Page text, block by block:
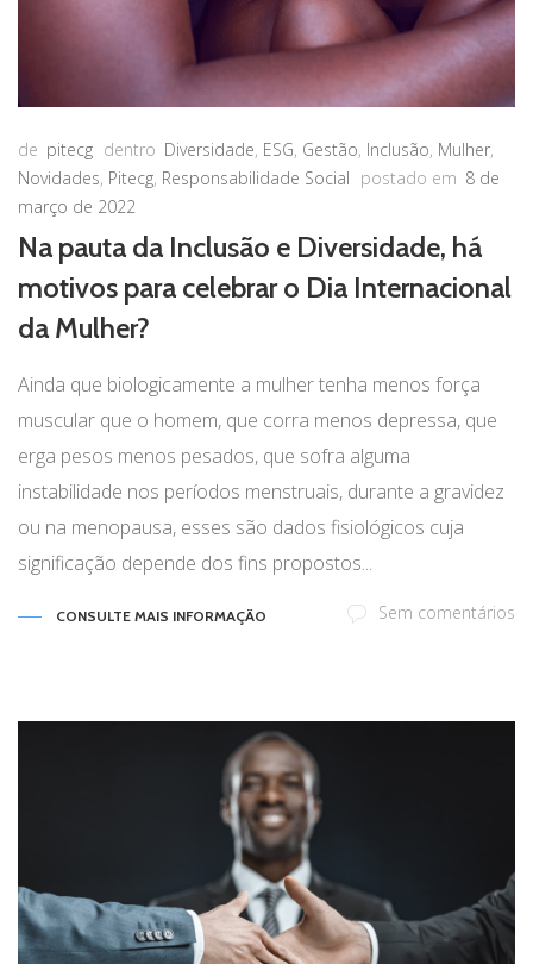
de pitecg dentro Diversidade, ESG, Gestão, Inclusão, Mulher,
Novidades, Pitecg, Responsabilidade Social postado em 8 de
março de 2022
Na pauta da Inclusão e Diversidade, há
motivos para celebrar o Dia Internacional
da Mulher?
Ainda que biologicamente a mulher tenha menos força
muscular que o homem, que corra menos depressa, que
erga pesos menos pesados, que sofra alguma
instabilidade nos períodos menstruais, durante a gravidez
ou na menopausa, esses são dados fisiológicos cuja
significação depende dos fins propostos...
CONSULTE MAIS INFORMAÇÃO Sem comentários